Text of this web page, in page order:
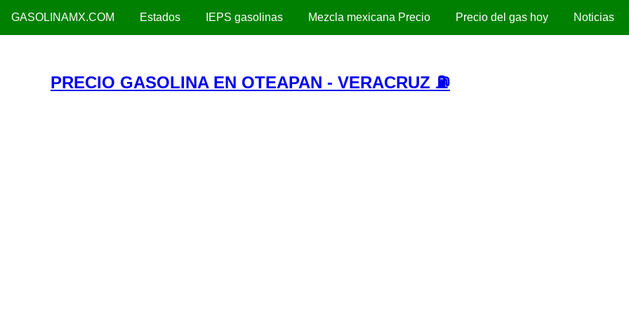
GASOLINAMX.COM Estados IEPS gasolinas Mezcla mexicana Precio Precio del gas hoy Noticias
PRECIO GASOLINA EN OTEAPAN - VERACRUZ ⛽